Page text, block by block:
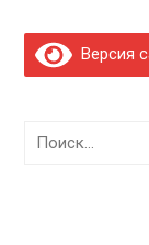
Версия
Найти: